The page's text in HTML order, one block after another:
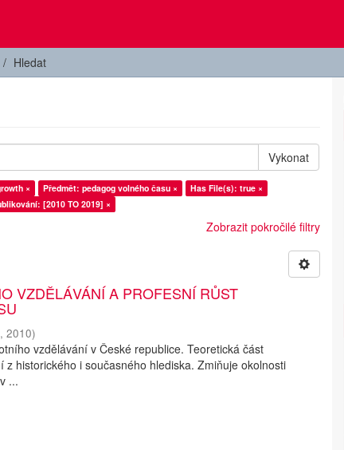
Hledat
Vykonat
× Předmět: pedagog volného času ×
Has File(s): true ×
[2010 TO 2019] ×
Zobrazit pokročilé filtry
VZDĚLÁVÁNÍ A PROFESNÍ RŮST
,2010)
vzdělávání v České republice. Teoretická část
historického i současného hlediska. Zmiňuje okolnosti
...